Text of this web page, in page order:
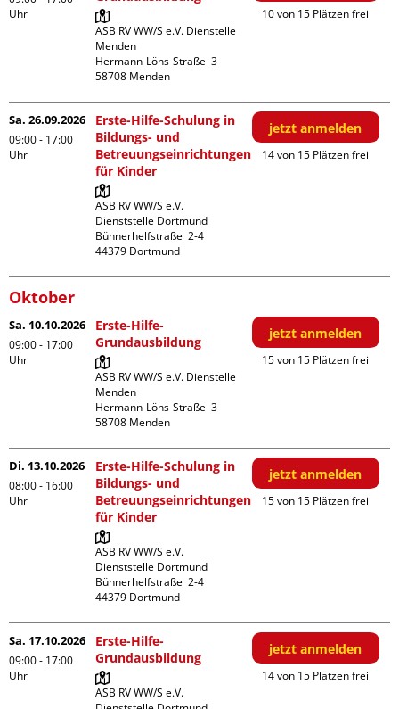
Uhr
ASB RV WW/S e.V. Dienstelle
Menden
Hermann-Löns-Straße  3
10 von 15 Plätzen frei
Sa. 26.09.2026
09:00 - 17:00
Uhr
Erste-Hilfe-Schulung in
Bildungs- und
Betreuungseinrichtungen
für Kinder
ASB RV WW/S e.V.
Dienststelle Dortmund
Bünnerhelfstraße  2-4
jetzt anmelden
14 von 15 Plätzen frei
Oktober
Sa. 10.10.2026
09:00 - 17:00
Uhr
Erste-Hilfe-
Grundausbildung
ASB RV WW/S e.V. Dienstelle
Menden
Hermann-Löns-Straße  3
jetzt anmelden
15 von 15 Plätzen frei
Di. 13.10.2026
08:00 - 16:00
Uhr
Erste-Hilfe-Schulung in
Bildungs- und
Betreuungseinrichtungen
für Kinder
ASB RV WW/S e.V.
Dienststelle Dortmund
Bünnerhelfstraße  2-4
jetzt anmelden
15 von 15 Plätzen frei
Sa. 17.10.2026
09:00 - 17:00
Uhr
Erste-Hilfe-
Grundausbildung
ASB RV WW/S e.V.
jetzt anmelden
14 von 15 Plätzen frei